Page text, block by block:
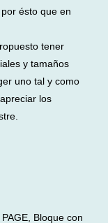
ésto que en
tener
y tamaños
uno tal y como
los
Bloque con